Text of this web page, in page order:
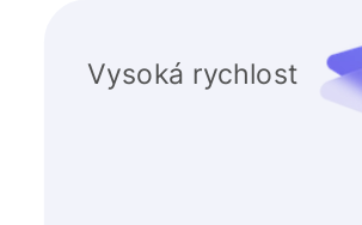
Vysoká rychlost